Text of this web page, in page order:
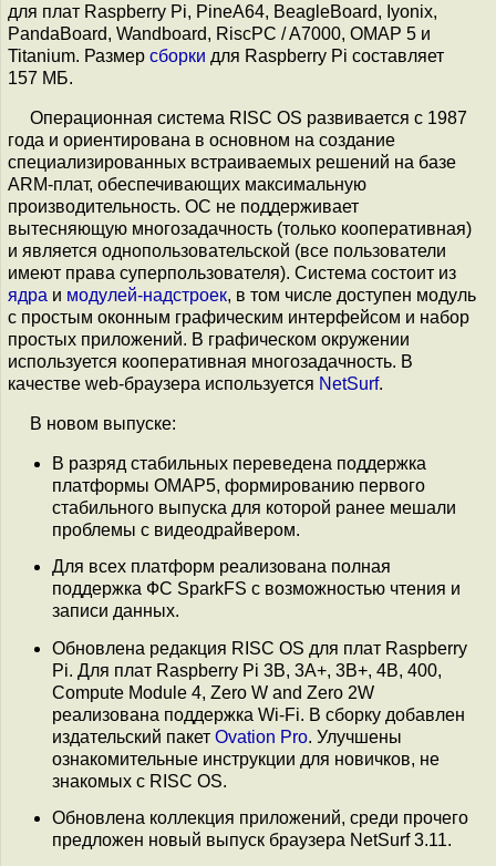
для плат Raspberry Pi, PineA64, BeagleBoard, Iyonix,
PandaBoard, Wandboard, RiscPC / A7000, OMAP 5 и
Titanium. Размер сборки для Raspberry Pi составляет
157 МБ.
Операционная система RISC OS развивается с 1987
года и ориентирована в основном на создание
специализированных встраиваемых решений на базе
ARM-плат, обеспечивающих максимальную
производительность. ОС не поддерживает
вытесняющую многозадачность (только кооперативная)
и является однопользовательской (все пользователи
имеют права суперпользователя). Система состоит из
ядра и модулей-надстроек, в том числе доступен модуль
с простым оконным графическим интерфейсом и набор
простых приложений. В графическом окружении
используется кооперативная многозадачность. В
качестве web-браузера используется NetSurf.
В новом выпуске:
В разряд стабильных переведена поддержка
платформы OMAP5, формированию первого
стабильного выпуска для которой ранее мешали
проблемы с видеодрайвером.
Для всех платформ реализована полная
поддержка ФС SparkFS с возможностью чтения и
записи данных.
Обновлена редакция RISC OS для плат Raspberry
Pi. Для плат Raspberry Pi 3B, 3A+, 3B+, 4B, 400,
Compute Module 4, Zero W and Zero 2W
реализована поддержка Wi-Fi. В сборку добавлен
издательский пакет Ovation Pro. Улучшены
ознакомительные инструкции для новичков, не
знакомых с RISC OS.
Обновлена коллекция приложений, среди прочего
предложен новый выпуск браузера NetSurf 3.11.